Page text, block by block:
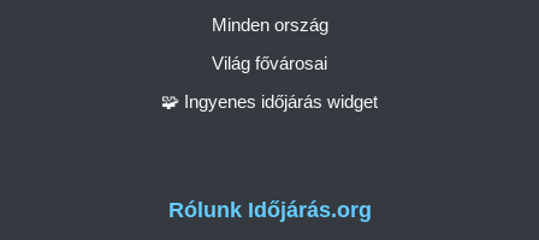
Rólunk Időjárás.org
Minden ország
Világ fővárosai
🧩 Ingyenes időjárás widget